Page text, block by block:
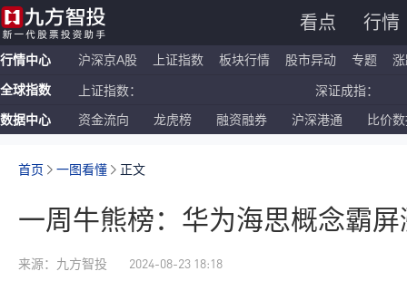
看点 行情
行情中心 沪深京A股 上证指数 板块行情 股市异动 专题
全球指数 上证指数： 深证成指：
恒生指数： 国企指数：
数据中心 资金流向 龙虎榜 融资融券 沪深港通 比价
首页 一图看懂 正文
一周牛熊榜：华为海思概念霸
来源：九方智投 2024-08-23 18:18